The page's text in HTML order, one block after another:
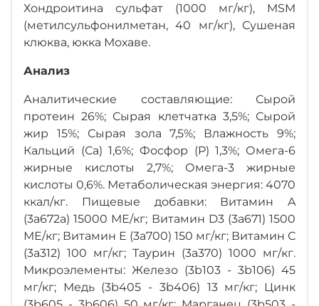
Хондроитина сульфат (1000 мг/кг), MSM
(метилсульфонилметан, 40 мг/кг), Сушеная
клюква, юкка Мохаве.
Анализ
Аналитические составляющие: Сырой
протеин 26%; Сырая клетчатка 3,5%; Сырой
жир 15%; Сырая зола 7,5%; Влажность 9%;
Кальций (Са) 1,6%; Фосфор (P) 1,3%; Омега-6
жирные кислоты 2,7%; Омега-3 жирные
кислоты 0,6%. Метаболическая энергия: 4070
ккал/кг. Пищевые добавки: Витамин A
(3a672a) 15000 МЕ/кг; Витамин D3 (3а671) 1500
МЕ/кг; Витамин Е (3а700) 150 мг/кг; Витамин С
(3а312) 100 мг/кг; Таурин (3a370) 1000 мг/кг.
Микроэлементы: Железо (3b103 - 3b106) 45
мг/кг; Медь (3b405 - 3b406) 13 мг/кг; Цинк